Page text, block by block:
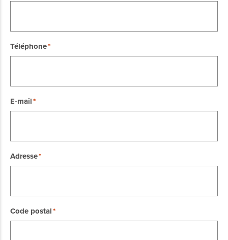
Téléphone
E-mail
Adresse
Code postal